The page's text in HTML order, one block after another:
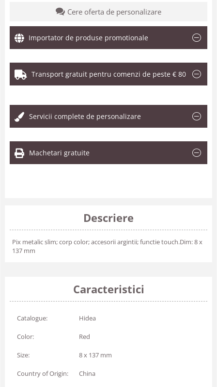
Cere oferta de personalizare
Importator de produse promotionale
Transport gratuit pentru comenzi de peste € 80
Servicii complete de personalizare
Machetari gratuite
Descriere
Pix metalic slim; corp color; accesorii argintii; functie touch.Dim: 8 x
137 mm
Caracteristici
Catalogue: Hidea
Color: Red
Size: 8 x 137 mm
Country of Origin: China